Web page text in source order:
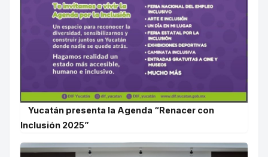
Yucatán presenta la Agenda “Renacer con
Inclusión 2025”